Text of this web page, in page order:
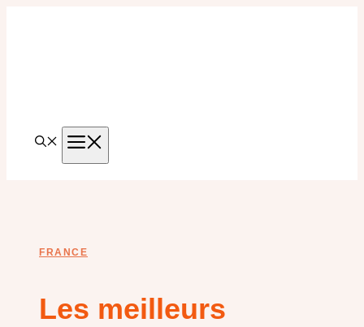
FRANCE
Les meilleurs